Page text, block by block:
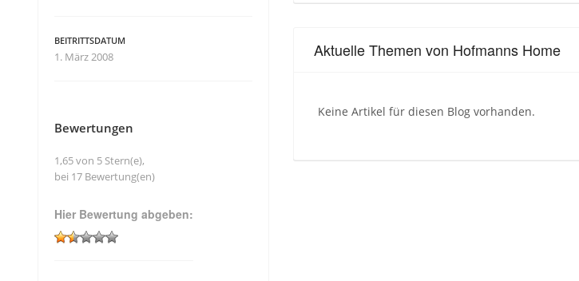
Aktuelle Themen von Hofmanns Home
Keine Artikel für diesen Blog vorhanden.
BEITRITTSDATUM
1. März 2008
Bewertungen
1,65 von 5 Stern(e),
bei 17 Bewertung(en)
Hier Bewertung abgeben: